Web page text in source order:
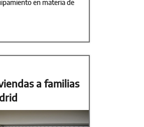
en materia de
a familias